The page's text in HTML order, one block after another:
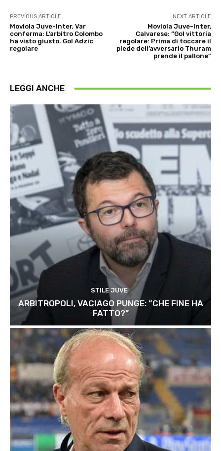
PREVIOUS ARTICLE
Moviola Juve-Inter, Var
conferma: L’arbitro Colombo
ha visto giusto. Gol Adzic
regolare
NEXT ARTICLE
Moviola Juve-Inter,
Calvarese: “Gol vittoria
regolare: Prima di toccare il
piede dell’avversario Thuram
prende il pallone”
LEGGI ANCHE
STILE JUVE
ARBITROPOLI, VACIAGO PUNGE: “CHE FINE HA
FATTO?”